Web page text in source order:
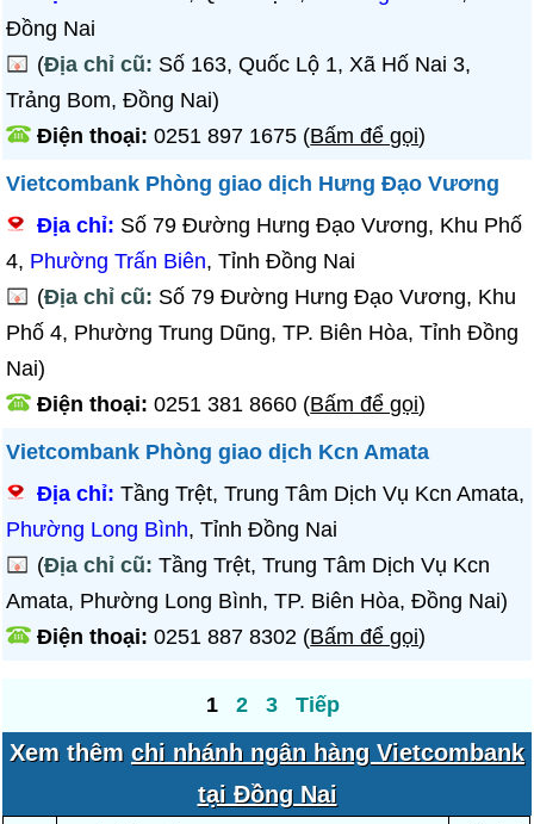
Đồng Nai
(Địa chỉ cũ: Số 163, Quốc Lộ 1, Xã Hố Nai 3,
Trảng Bom, Đồng Nai)
Điện thoại:0251 897 1675 (Bấm để gọi)
Vietcombank Phòng giao dịch Hưng Đạo Vương
Địa chỉ: Số 79 Đường Hưng Đạo Vương, Khu Phố
4, Phường Trấn Biên, Tỉnh Đồng Nai
(Địa chỉ cũ: Số 79 Đường Hưng Đạo Vương, Khu
Phố 4, Phường Trung Dũng, TP. Biên Hòa, Tỉnh Đồng
Nai)
Điện thoại:0251 381 8660 (Bấm để gọi)
Vietcombank Phòng giao dịch Kcn Amata
Địa chỉ:Tầng Trệt, Trung Tâm Dịch Vụ Kcn Amata,
Phường Long Bình, Tỉnh Đồng Nai
(Địa chỉ cũ:Tầng Trệt, Trung Tâm Dịch Vụ Kcn
Amata, Phường Long Bình, TP. Biên Hòa, Đồng Nai)
Điện thoại:0251 887 8302 (Bấm để gọi)
1 2 3 Tiếp
Xem thêm chi nhánh ngân hàng Vietcombank
tại Đồng Nai